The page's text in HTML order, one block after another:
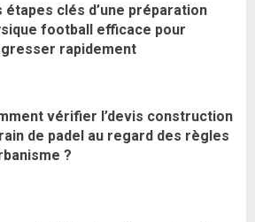
étapes clés d’une préparation
football efficace pour
rapidement
vérifier l’devis construction
de padel au regard des règles
?